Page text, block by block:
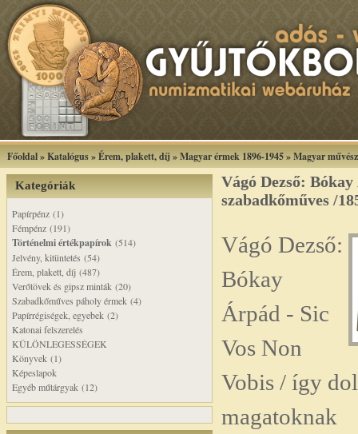
Főoldal»Katalógus»Érem, plakett, díj »Magyar érmek 1896-1945»Magyar
Kategóriák
Papírpénz (1)
Fémpénz (191)
Történelmi értékpapírok (514)
Jelvény, kitüntetés (54)
Érem, plakett, díj (487)
Verőtövek és gipsz minták (20)
Szabadkőműves páholy érmek (4)
Papírrégiségek, egyebek (2)
Katonai felszerelés
KÜLÖNLEGESSÉGEK
Könyvek (1)
Képeslapok
Egyéb műtárgyak (12)
Vágó Dezső:
szabadkőműves /
Vágó Dezső:
Bókay
Árpád - Sic
Vos Non
Vobis / így
magatoknak